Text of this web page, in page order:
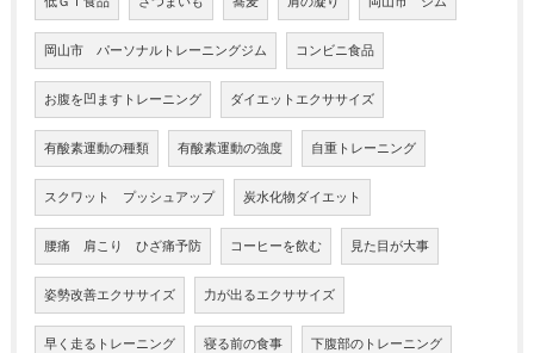
岡山市 パーソナルトレーニングジム コンビニ食品
お腹を凹ますトレーニング ダイエットエクササイズ
有酸素運動の種類 有酸素運動の強度 自重トレーニング
スクワット プッシュアップ 炭水化物ダイエット
腰痛 肩こり ひざ痛予防 コーヒーを飲む 見た目が大事
姿勢改善エクササイズ 力が出るエクササイズ
早く走るトレーニング 寝る前の食事 下腹部のトレーニング